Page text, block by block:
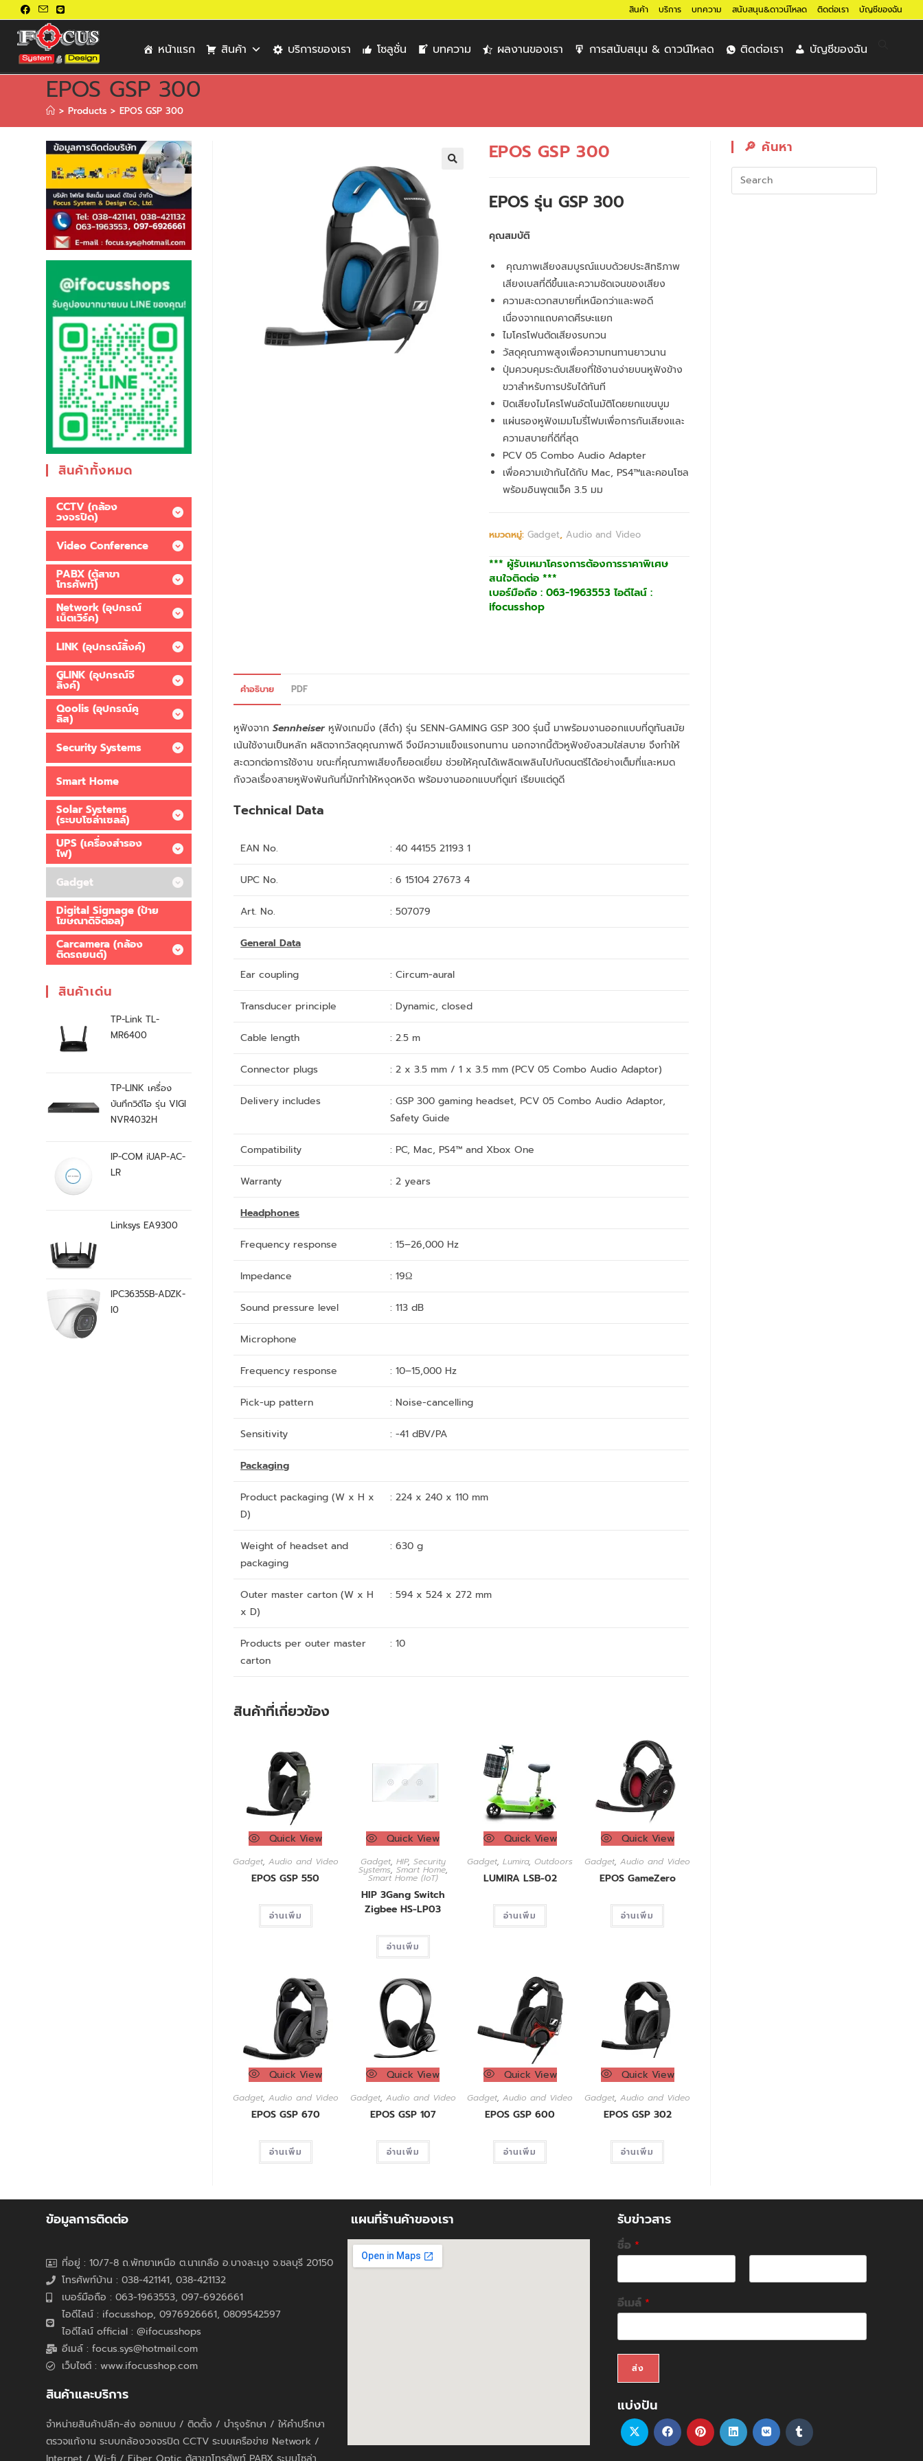
สินค้า บริการ บทความ สนับสนุน&ดาวน์โหลด ติดต่อเรา บัญชีของฉัน
หน้าแรก สินค้า บริการของเรา โซลูชั่น บทความ ผลงานของเรา การสนับสนุน & ดาวน์โหลด ติดต่อเรา บัญชีของฉัน
EPOS GSP 300
> Products > EPOS GSP 300
EPOS GSP 300
EPOS รุ่น GSP 300
คุณสมบัติ
คุณภาพเสียงสมบูรณ์แบบด้วยประสิทธิภาพ
เสียงเบสที่ดีขึ้นและความชัดเจนของเสียง
ความสะดวกสบายที่เหนือกว่าและพอดี
เนื่องจากแถบคาดศีรษะแยก
ไมโครโฟนตัดเสียงรบกวน
วัสดุคุณภาพสูงเพื่อความทนทานยาวนาน
ปุ่มควบคุมระดับเสียงที่ใช้งานง่ายบนหูฟังข้าง
ขวาสำหรับการปรับได้ทันที
ปิดเสียงไมโครโฟนอัตโนมัติโดยยกแขนบูม
แผ่นรองหูฟังเมมโมรี่โฟมเพื่อการกันเสียงและ
ความสบายที่ดีที่สุด
PCV 05 Combo Audio Adapter
เพื่อความเข้ากันได้กับ Mac, PS4™และคอนโซล
พร้อมอินพุตแจ็ค 3.5 มม
หมวดหมู่: Gadget, Audio and Video
*** ผู้รับเหมาโครงการต้องการราคาพิเศษ
สนใจติดต่อ ***
เบอร์มือถือ : 063-1963553 ไอดีไลน์ :
ifocusshop
คำอธิบาย PDF
หูฟังจากSennheiserหูฟังเกมมิ่ง (สีดำ) รุ่น SENN-GAMING GSP 300 รุ่นนี้ มาพร้อมงานออกแบบที่ดูทันสมัย
เน้นใช้งานเป็นหลัก ผลิตจากวัสดุคุณภาพดี จึงมีความแข็งแรงทนทาน นอกจากนี้ตัวหูฟังยังสวมใส่สบาย จึงทำให้
สะดวกต่อการใช้งาน ขณะที่คุณภาพเสียงก็ยอดเยี่ยม ช่วยให้คุณได้เพลิดเพลินไปกับดนตรีได้อย่างเต็มที่และหมด
กังวลเรื่องสายหูฟังพันกันที่มักทำให้หงุดหงิด พร้อมงานออกแบบที่ดูเท่ เรียบแต่ดูดี
Technical Data
EAN No. : 40 44155 21193 1
UPC No. : 6 15104 27673 4
Art. No. : 507079
General Data
Ear coupling : Circum-aural
Transducer principle : Dynamic, closed
Cable length : 2.5 m
Connector plugs : 2 x 3.5 mm / 1 x 3.5 mm (PCV 05 Combo Audio Adaptor)
Delivery includes
: GSP 300 gaming headset, PCV 05 Combo Audio Adaptor,
Safety Guide
Compatibility : PC, Mac, PS4™ and Xbox One
Warranty : 2 years
Headphones
Frequency response : 15–26,000 Hz
Impedance : 19Ω
Sound pressure level : 113 dB
Microphone
Frequency response : 10–15,000 Hz
Pick-up pattern : Noise-cancelling
Sensitivity : -41 dBV/PA
Packaging
Product packaging (W x H x
D)
: 224 x 240 x 110 mm
Weight of headset and
packaging
: 630 g
Outer master carton (W x H
x D)
: 594 x 524 x 272 mm
Products per outer master
carton
: 10
สินค้าที่เกี่ยวข้อง
Quick View
Gadget, Audio and Video
EPOS GSP 550
อ่านเพิ่ม
Quick View
Gadget, HIP, Security
Systems, Smart Home,
Smart Home (IoT)
HIP 3Gang Switch
Zigbee HS-LP03
อ่านเพิ่ม
Quick View
Gadget,Lumira, Outdoors
LUMIRA LSB-02
อ่านเพิ่ม
Quick View
Gadget,Audio and Video
EPOS GameZero
อ่านเพิ่ม
Quick View
Gadget, Audio and Video
EPOS GSP 670
อ่านเพิ่ม
Quick View
Gadget, Audio and Video
EPOS GSP 107
อ่านเพิ่ม
Quick View
Gadget,Audio and Video
EPOS GSP 600
อ่านเพิ่ม
Quick View
Gadget,Audio and Video
EPOS GSP 302
อ่านเพิ่ม
สินค้าทั้งหมด
CCTV (กล้อง
วงจรปิด)
Video Conference
PABX (ตู้สาขา
โทรศัพท์)
Network (อุปกรณ์
เน็ตเวิร์ค)
LINK (อุปกรณ์ลิ้งค์)
GLINK (อุปกรณ์จี
ลิ้งค์)
Qoolis (อุปกรณ์คู
ลิส)
Security Systems
Smart Home
Solar Systems
(ระบบโซล่าเซลล์)
UPS (เครื่องสำรอง
ไฟ)
Gadget
Digital Signage (ป้าย
โฆษณาดิจิตอล)
Carcamera (กล้อง
ติดรถยนต์)
สินค้าเด่น
TP-Link TL-
MR6400
TP-LINK เครื่อง
บันทึกวิดีโอ รุ่น VIGI
NVR4032H
IP-COM iUAP-AC-
LR
Linksys EA9300
IPC3635SB-ADZK-
I0
🔎︎ ค้นหา
ข้อมูลการติดต่อ
ที่อยู่ : 10/7-8 ถ.พัทยาเหนือ ต.นาเกลือ อ.บางละมุง จ.ชลบุรี 20150
โทรศัพท์บ้าน : 038-421141, 038-421132
เบอร์มือถือ : 063-1963553, 097-6926661
ไอดีไลน์ : ifocusshop, 0976926661, 0809542597
ไอดีไลน์ official : @ifocusshops
อีเมล์ : focus.sys@hotmail.com
เว็บไซต์ : www.ifocusshop.com
สินค้าและบริการ
จำหน่ายสินค้าปลีก-ส่ง ออกแบบ / ติดตั้ง / บำรุงรักษา / ให้คำปรึกษา
ตรวจแก้งาน ระบบกล้องวงจรปิด CCTV ระบบเครือข่าย Network /
แผนที่ร้านค้าของเรา รับข่าวสาร
ชื่อ *
i
rอีเมล์ *
ส่ง
แบ่งปัน